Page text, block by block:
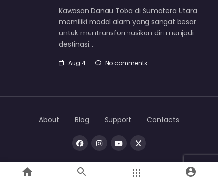
Kawasan Danau Toba di Sumatera Utara
memiliki modal alam yang sangat besar
untuk mentransformasikan diri menjadi
destinasi…
Aug 4 No comments
Copyright © 2026 | One
About Blog Support Contacts